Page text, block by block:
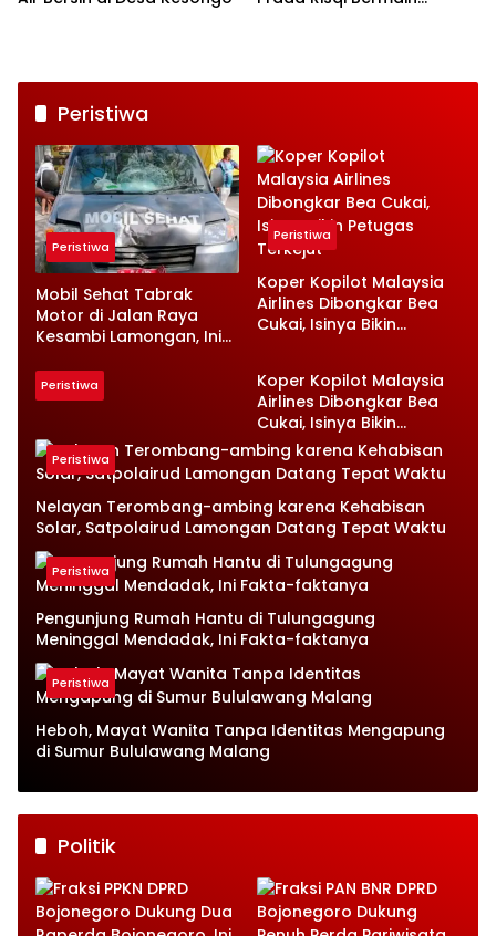
Peristiwa
Peristiwa
Mobil Sehat Tabrak
Motor di Jalan Raya
Kesambi Lamongan, Ini
Peristiwa
Koper Kopilot Malaysia
Airlines Dibongkar Bea
Cukai, Isinya Bikin
Peristiwa
Koper Kopilot Malaysia
Airlines Dibongkar Bea
Cukai, Isinya Bikin
Petugas Terkejut
Peristiwa
Nelayan Terombang-ambing karena Kehabisan
Solar, Satpolairud Lamongan Datang Tepat Waktu
Peristiwa
Pengunjung Rumah Hantu di Tulungagung
Meninggal Mendadak, Ini Fakta-faktanya
Peristiwa
Heboh, Mayat Wanita Tanpa Identitas Mengapung
di Sumur Bululawang Malang
Politik